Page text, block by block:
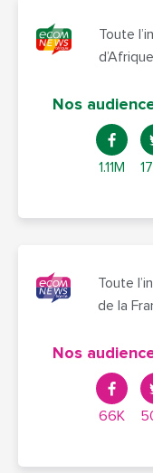
Toute
Nos
1.11M
Toute
de la
Nos
66K